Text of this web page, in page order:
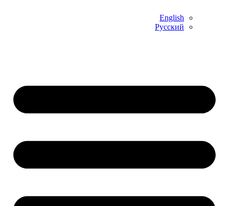
English
Русский